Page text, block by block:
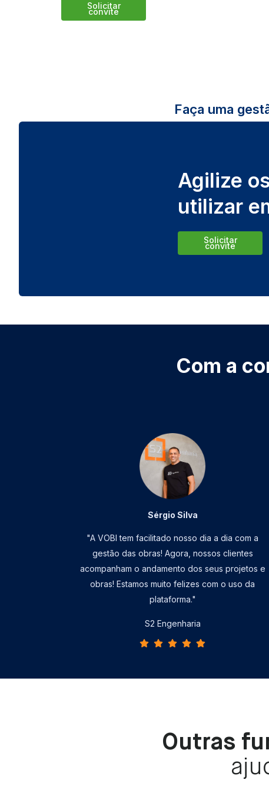
Solicitar
convite
Faça uma
Agilize
utilizar
Solicitar
convite
Com a
Sérgio Silva
"A VOBI tem facilitado nosso dia a dia com a
gestão das obras! Agora, nossos clientes
acompanham o andamento dos seus projetos e
obras! Estamos muito felizes com o uso da
plataforma."
S2 Engenharia
Outras